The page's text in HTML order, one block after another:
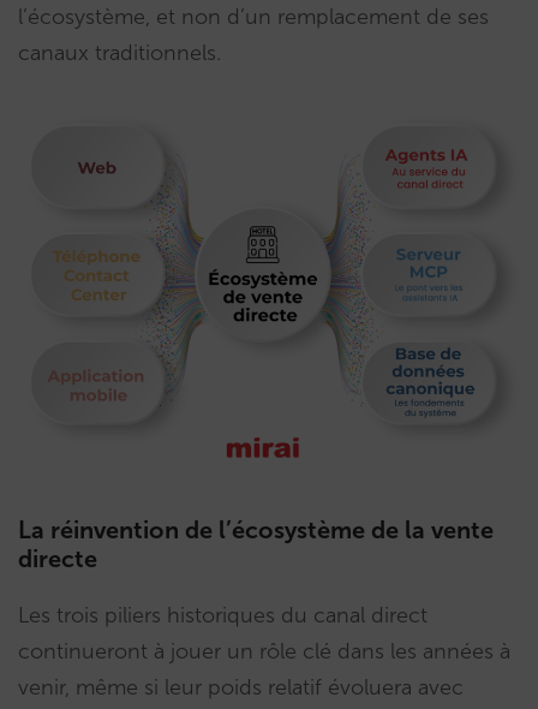
l’écosystème, et non d’un remplacement de ses
canaux traditionnels.
La réinvention de l’écosystème de la vente
directe
Les trois piliers historiques du canal direct
continueront à jouer un rôle clé dans les années à
venir, même si leur poids relatif évoluera avec